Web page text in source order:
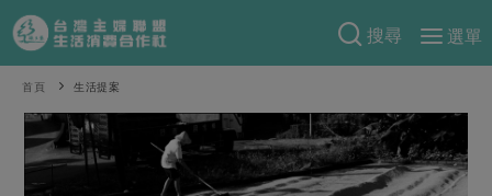
搜尋
選單
產品分類
當季蔬果
一籃菜 當令水果
食譜料理
食材特別企畫
首頁 生活提案